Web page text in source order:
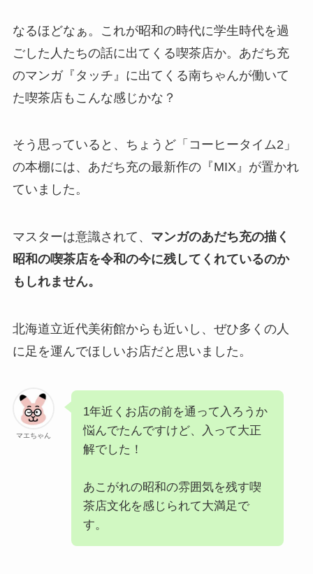
なるほどなぁ。これが昭和の時代に学生時代を過
ごした人たちの話に出てくる喫茶店か。あだち充
のマンガ『タッチ』に出てくる南ちゃんが働いて
た喫茶店もこんな感じかな？
そう思っていると、ちょうど「コーヒータイム2」
の本棚には、あだち充の最新作の『MIX』が置かれ
ていました。
マスターは意識されて、 マンガのあだち充の描く
昭和の喫茶店を令和の今に残してくれているのか
もしれません。
北海道立近代美術館からも近いし、ぜひ多くの人
に足を運んでほしいお店だと思いました。
マエちゃん
1年近くお店の前を通って入ろうか
悩んでたんですけど、入って大正
解でした！
あこがれの昭和の雰囲気を残す喫
茶店文化を感じられて大満足で
す。